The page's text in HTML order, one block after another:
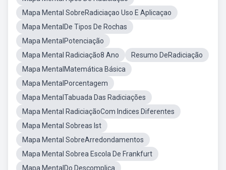
Mapa Mental SobreRadiciaçao Uso E Aplicaçao
Mapa MentalDe Tipos De Rochas
Mapa MentalPotenciação
Mapa Mental Radiciação8 Ano
Resumo DeRadiciação
Mapa MentalMatemática Básica
Mapa MentalPorcentagem
Mapa MentalTabuada Das Radiciações
Mapa Mental RadiciaçãoCom Indices Diferentes
Mapa Mental Sobreas Ist
Mapa Mental SobreArredondamentos
Mapa Mental Sobrea Escola De Frankfurt
Mapa MentalDo Descomplica